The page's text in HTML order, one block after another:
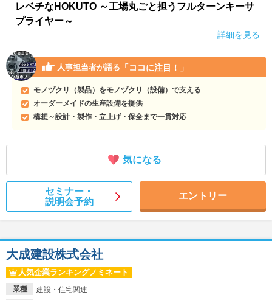
レベチなHOKUTO ～工場丸ごと担うフルターンキーサ
プライヤー～
詳細を見る
人事担当者が語る 「ココに注目！」
モノヅクリ（製品）をモノヅクリ（設備）で支える
オーダーメイドの生産設備を提供
構想～設計・製作・立上げ・保全まで一貫対応
気になる
セミナー・
説明会予約
エントリー
業種
建設・住宅関連
大成建設株式会社
人気企業ランキングノミネート